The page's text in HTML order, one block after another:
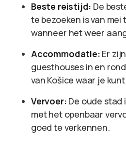
Beste reistijd: De
te bezoeken is van mei
wanneer het weer
Accommodatie: Er
guesthouses in en
van Košice waar je
Vervoer: De oude stad
met het openbaar
goed te verkennen.